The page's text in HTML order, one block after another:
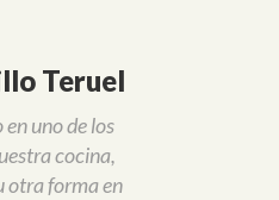
Teruel
uno de los
cocina,
otra forma en